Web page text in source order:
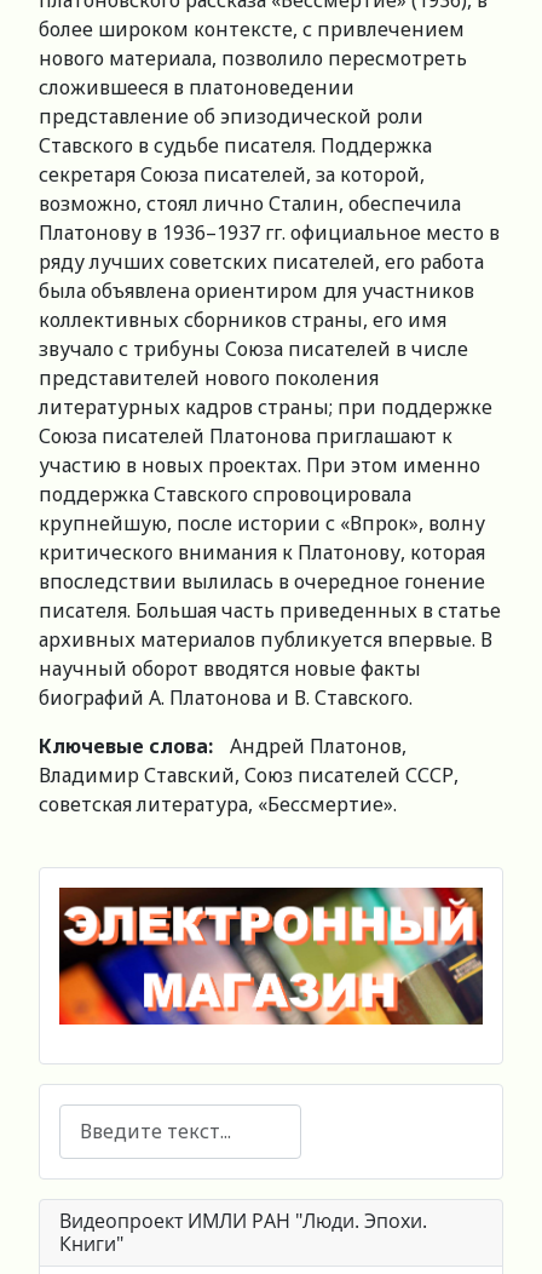
более широком контексте, с привлечением
нового материала, позволило пересмотреть
сложившееся в платоноведении
представление об эпизодической роли
Ставского в судьбе писателя. Поддержка
секретаря Союза писателей, за которой,
возможно, стоял лично Сталин, обеспечила
Платонову в 1936–1937 гг. официальное место в
ряду лучших советских писателей, его работа
была объявлена ориентиром для участников
коллективных сборников страны, его имя
звучало с трибуны Союза писателей в числе
представителей нового поколения
литературных кадров страны; при поддержке
Союза писателей Платонова приглашают к
участию в новых проектах. При этом именно
поддержка Ставского спровоцировала
крупнейшую, после истории с «Впрок», волну
критического внимания к Платонову, которая
впоследствии вылилась в очередное гонение
писателя. Большая часть приведенных в статье
архивных материалов публикуется впервые. В
научный оборот вводятся новые факты
биографий А. Платонова и В. Ставского.
Ключевые слова:
Андрей Платонов,
Владимир Ставский, Союз писателей СССР,
советская литература, «Бессмертие».
Поиск
Видеопроект ИМЛИ РАН "Люди. Эпохи.
Книги"